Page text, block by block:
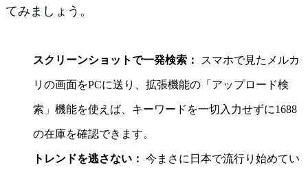
てみましょう。
スクリーンショットで一発検索： スマホで見たメルカ
リの画面をPCに送り、拡張機能の「アップロード検
索」機能を使えば、キーワードを一切入力せずに1688
の在庫を確認できます。
トレンドを逃さない： 今まさに日本で流行り始めてい